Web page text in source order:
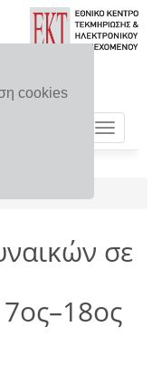
cookies
Toggle
σε